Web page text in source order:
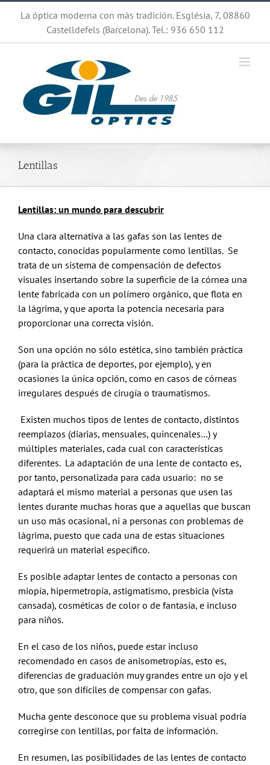
La óptica moderna con más tradición. Església, 7, 08860
Castelldefels (Barcelona). Tel.: 936 650 112
Lentillas
Lentillas: un mundo para descubrir
Una clara alternativa a las gafas son las lentes de
contacto, conocidas popularmente como lentillas. Se
trata de un sistema de compensación de defectos
visuales insertando sobre la superficie de la córnea una
lente fabricada con un polímero orgánico, que flota en
la lágrima, y que aporta la potencia necesaria para
proporcionar una correcta visión.
Son una opción no sólo estética, sino también práctica
(para la práctica de deportes, por ejemplo), y en
ocasiones la única opción, como en casos de córneas
irregulares después de cirugía o traumatismos.
Existen muchos tipos de lentes de contacto, distintos
reemplazos (diarias, mensuales, quincenales…) y
múltiples materiales, cada cual con características
diferentes. La adaptación de una lente de contacto es,
por tanto, personalizada para cada usuario: no se
adaptará el mismo material a personas que usen las
lentes durante muchas horas que a aquellas que buscan
un uso más ocasional, ni a personas con problemas de
lágrima, puesto que cada una de estas situaciones
requerirá un material específico.
Es posible adaptar lentes de contacto a personas con
miopía, hipermetropía, astigmatismo, presbicia (vista
cansada), cosméticas de color o de fantasía, e incluso
para niños.
En el caso de los niños, puede estar incluso
recomendado en casos de anisometropías, esto es,
diferencias de graduación muy grandes entre un ojo y el
otro, que son difíciles de compensar con gafas.
Mucha gente desconoce que su problema visual podría
corregirse con lentillas, por falta de información.
En resumen, las posibilidades de las lentes de contacto